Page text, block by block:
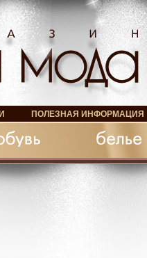
ПОЛЕЗНАЯ ИНФОРМАЦИЯ
Аксессуары